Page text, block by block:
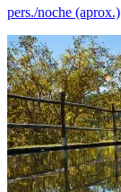
pers./noche (aprox.)